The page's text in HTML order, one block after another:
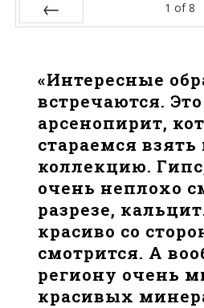
1 of 8
«Интересные
встречаются.
арсенопирит,
стараемся взять
коллекцию.
очень неплохо
разрезе,
красиво со
смотрится. А
региону очень
красивых